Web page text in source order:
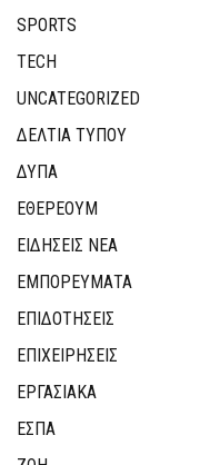
SPORTS
TECH
UNCATEGORIZED
ΔΕΛΤΙΑ ΤΥΠΟΥ
ΔΥΠΑ
ΕΘΈΡΕΟΥΜ
ΕΙΔΗΣΕΙΣ ΝΕΑ
ΕΜΠΟΡΕΥΜΑΤΑ
ΕΠΙΔΟΤΗΣΕΙΣ
ΕΠΙΧΕΙΡΗΣΕΙΣ
ΕΡΓΑΣΙΑΚΑ
ΕΣΠΑ